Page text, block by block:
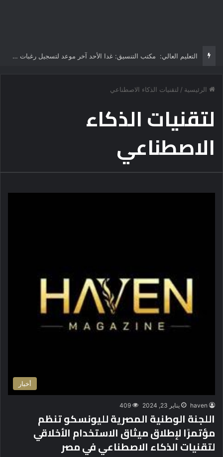
التعليم العالي: مكتب التنسيق: غدا الأحد آخر موعد لتسجيل رغبات طلاب المرحلة الأولى للتنسيق الإلكتروني.. -لا مد لفترة التسجيل
الرئيسية / لتقنيات الذكاء الاصطناعي
لتقنيات الذكاء
الاصطناعي
أخبار
haven يناير 23, 2024 409
اللجنة الوطنية المصرية لليونسكو تنظم
مؤتمرًا لإطلاق ميثاق الاستخدام الأخلاقي
لتقنيات الذكاء الاصطناعي في مصر